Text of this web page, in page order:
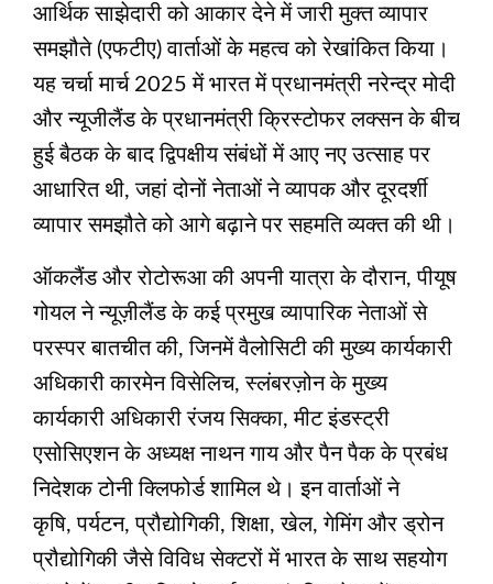
आर्थिक साझेदारी को आकार देने में जारी मुक्त व्यापार
समझौते (एफटीए) वार्ताओं के महत्व को रेखांकित किया।
यह चर्चा मार्च 2025 में भारत में प्रधानमंत्री नरेन्‍द्र मोदी
और न्यूजीलैंड के प्रधानमंत्री क्रिस्टोफर लक्सन के बीच
हुई बैठक के बाद द्विपक्षीय संबंधों में आए नए उत्‍साह पर
आधारित थी, जहां दोनों नेताओं ने व्यापक और दूरदर्शी
व्यापार समझौते को आगे बढ़ाने पर सहमति व्यक्त की थी।
ऑकलैंड और रोटोरूआ की अपनी यात्रा के दौरान, पीयूष
गोयल ने न्यूज़ीलैंड के कई प्रमुख व्यापारिक नेताओं से
परस्‍पर बातचीत की, जिनमें वैलोसिटी की मुख्‍य कार्यकारी
अधिकारी कारमेन विसेलिच, स्लंबरज़ोन के मुख्‍य
कार्यकारी अधिकारी रंजय सिक्का, मीट इंडस्ट्री
एसोसिएशन के अध्यक्ष नाथन गाय और पैन पैक के प्रबंध
निदेशक टोनी क्लिफोर्ड शामिल थे। इन वार्ताओं ने
कृषि, पर्यटन, प्रौद्योगिकी, शिक्षा, खेल, गेमिंग और ड्रोन
प्रौद्योगिकी जैसे विविध सेक्‍टरों में भारत के साथ सहयोग